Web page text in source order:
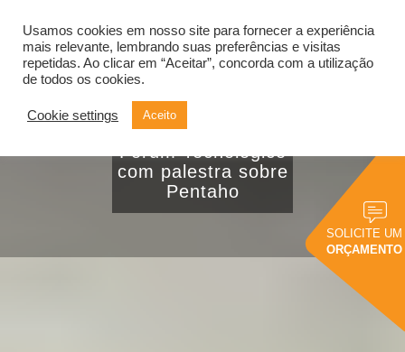
SOLICITE UM
ORÇAMENTO
Alternar
Know Solution
participou do V
Fórum Tecnológico
com palestra sobre
Pentaho
Usamos cookies em nosso site para fornecer a experiência
mais relevante, lembrando suas preferências e visitas
repetidas. Ao clicar em “Aceitar”, concorda com a utilização
de todos os cookies.
Cookie settings Aceito